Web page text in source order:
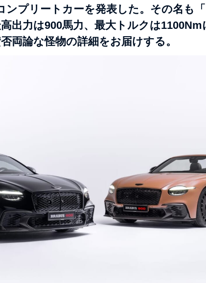
プリートカーを発表した。その名も「
出力は900馬力、最大トルクは1100Nm
両論な怪物の詳細をお届けする。